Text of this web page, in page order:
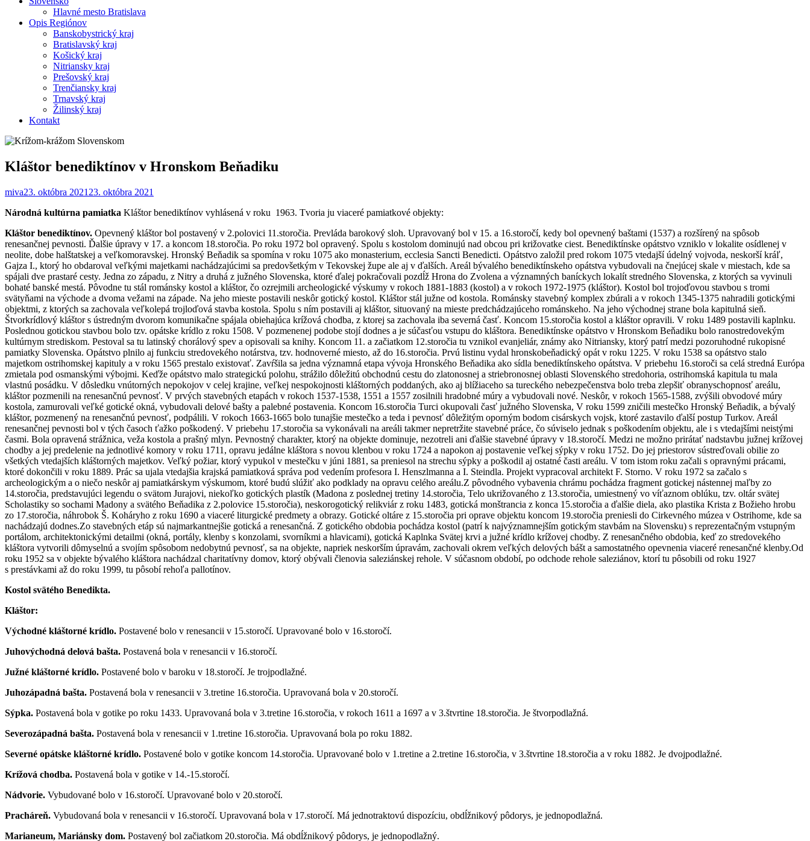
Hlavné mesto Bratislava
Opis Regiónov
Banskobystrický kraj
Bratislavský kraj
Košický kraj
Nitriansky kraj
Prešovský kraj
Trenčiansky kraj
Trnavský kraj
Žilinský kraj
Kontakt
Kláštor benediktínov v Hronskom Beňadiku
miva23. októbra 2021 23. októbra 2021
Národná kultúrna pamiatka Kláštor benediktínov vyhlásená v roku 1963. Tvoria ju viaceré pamiatkové objekty:
Kláštor benediktínov. Opevnený kláštor bol postavený v 2.polovici 11.storočia. Prevláda barokový sloh. Upravovaný bol v 15. a 16.storočí, kedy bol opevnený baštami (1537) a rozšírený na spôsob
renesančnej pevnosti. Ďalšie úpravy v 17. a koncom 18.storočia. Po roku 1972 bol opravený. Spolu s kostolom dominujú nad obcou pri križovatke ciest. Benediktínske opátstvo vzniklo v lokalite osídlenej v
neolite, dobe halštatskej a veľkomoravskej. Hronský Beňadik sa spomína v roku 1075 ako monasterium, ecclesia Sancti Benedicti. Opátstvo založil pred rokom 1075 vtedajší údelný vojvoda, neskorší kráľ,
Gajza I., ktorý ho obdaroval veľkými majetkami nachádzajúcimi sa predovšetkým v Tekovskej župe ale aj v ďalších. Areál bývalého benediktínskeho opátstva vybudovali na čnejúcej skale v miestach, kde sa
spájali dve prastaré cesty. Jedna zo západu, z Nitry a druhá z južného Slovenska, ktoré ďalej pokračovali pozdĺž Hrona do Zvolena a významných baníckych lokalít stredného Slovenska, z ktorých sa vyvinuli
bohaté banské mestá. Pôvodne tu stál románsky kostol a kláštor, čo ozrejmili archeologické výskumy v rokoch 1881-1883 (kostol) a v rokoch 1972-1975 (kláštor). Kostol bol trojoďovou stavbou s tromi
svätyňami na východe a dvoma vežami na západe. Na jeho mieste postavili neskôr gotický kostol. Kláštor stál južne od kostola. Románsky stavebný komplex zbúrali a v rokoch 1345-1375 nahradili gotickými
objektmi, z ktorých sa zachovala veľkolepá trojloďová stavba kostola. Spolu s ním postavili aj kláštor, situovaný na mieste predchádzajúceho románskeho. Na jeho východnej strane bola kapitulná sieň.
Štvorkrídlový kláštor s ústredným dvorom komunikačne spájala obiehajúca krížová chodba, z ktorej sa zachovala iba severná časť. Koncom 15.storočia kostol a kláštor opravili. V roku 1489 postavili kaplnku.
Poslednou gotickou stavbou bolo tzv. opátske krídlo z roku 1508. V pozmenenej podobe stojí dodnes a je súčasťou vstupu do kláštora. Benediktínske opátstvo v Hronskom Beňadiku bolo ranostredovekým
kultúrnym strediskom. Pestoval sa tu latinský chorálový spev a opisovali sa knihy. Koncom 11. a začiatkom 12.storočia tu vznikol evanjeliár, známy ako Nitriansky, ktorý patrí medzi pozoruhodné rukopisné
pamiatky Slovenska. Opátstvo plnilo aj funkciu stredovekého notárstva, tzv. hodnoverné miesto, až do 16.storočia. Prvú listinu vydal hronskobeňadický opát v roku 1225. V roku 1538 sa opátstvo stalo
majetkom ostrihomskej kapituly a v roku 1565 prestalo existovať. Zavŕšila sa jedna významná etapa vývoja Hronského Beňadika ako sídla benediktínskeho opátstva. V priebehu 16.storoči sa celá stredná Európa
zmietala pod osmanskými výbojmi. Keďže opátstvo malo strategickú polohu, strážilo dôležitú obchodnú cestu do zlatonosnej a striebronosnej oblasti Slovenského stredohoria, ostrihomská kapitula tu mala
vlastnú posádku. V dôsledku vnútorných nepokojov v celej krajine, veľkej nespokojnosti kláštorných poddaných, ako aj blížiaceho sa tureckého nebezpečenstva bolo treba zlepšiť obranyschopnosť areálu,
kláštor pozmenili na renesančnú pevnosť. V prvých stavebných etapách v rokoch 1537-1538, 1551 a 1557 zosilnili hradobné múry a vybudovali nové. Neskôr, v rokoch 1565-1588, zvýšili obvodové múry
kostola, zamurovali veľké gotické okná, vybudovali delové bašty a palebné postavenia. Koncom 16.storočia Turci okupovali časť južného Slovenska, V roku 1599 zničili mestečko Hronský Beňadik, a bývalý
kláštor, pozmenený na renesančnú pevnosť, podpálili. V rokoch 1663-1665 bolo tunajšie mestečko a teda i pevnosť dôležitým oporným bodom cisárskych vojsk, ktoré zastavilo ďalší postup Turkov. Areál
renesančnej pevnosti bol v tých časoch ťažko poškodený. V priebehu 17.storočia sa vykonávali na areáli takmer nepretržite stavebné práce, čo súviselo jednak s poškodením objektu, ale i s vtedajšími neistými
časmi. Bola opravená strážnica, veža kostola a prašný mlyn. Pevnostný charakter, ktorý na objekte dominuje, nezotreli ani ďalšie stavebné úpravy v 18.storočí. Medzi ne možno prirátať nadstavbu južnej krížovej
chodby a jej predelenie na jednotlivé komory v roku 1711, opravu jedálne kláštora s novou klenbou v roku 1724 a napokon aj postavenie veľkej sýpky v roku 1752. Do jej priestorov sústreďovali obilie zo
všetkých vtedajších kláštorných majetkov. Veľký požiar, ktorý vypukol v mestečku v júni 1881, sa preniesol na strechu sýpky a poškodil aj ostatné časti areálu. V tom istom roku začali s opravnými prácami,
ktoré dokončili v roku 1889. Prác sa ujala vtedajšia krajská pamiatková správa pod vedením profesora I. Henszlmanna a I. Steindla. Projekt vypracoval architekt F. Storno. V roku 1972 sa začalo s
archeologickým a o niečo neskôr aj pamiatkárskym výskumom, ktoré budú slúžiť ako podklady na opravu celého areálu.Z pôvodného vybavenia chrámu pochádza fragment gotickej nástennej maľby zo
14.storočia, predstavujúci legendu o svätom Jurajovi, niekoľko gotických plastík (Madona z poslednej tretiny 14.storočia, Telo ukrižovaného z 13.storočia, umiestnený vo víťaznom oblúku, tzv. oltár svätej
Scholastiky so sochami Madony a svätého Beňadika z 2.polovice 15.storočia), neskorogotický relikviár z roku 1483, gotická monštrancia z konca 15.storočia a ďalšie diela, ako plastika Krista z Božieho hrobu
zo 17.storočia, náhrobok Š. Koháryho z roku 1690 a viaceré liturgické predmety a obrazy. Gotické oltáre z 15.storočia pri oprave objektu koncom 19.storočia preniesli do Cirkevného múzea v Ostrihome, kde sa
nachádzajú dodnes.Zo stavebných etáp sú najmarkantnejšie gotická a renesančná. Z gotického obdobia pochádza kostol (patrí k najvýznamnejším gotickým stavbám na Slovensku) s reprezentačným vstupným
portálom, architektonickými detailmi (okná, portály, klenby s konzolami, svorníkmi a hlavicami), gotická Kaplnka Svätej krvi a južné krídlo krížovej chodby. Z renesančného obdobia, keď zo stredovekého
kláštora vytvorili dômyselnú a svojím spôsobom nedobytnú pevnosť, sa na objekte, napriek neskorším úpravám, zachovali okrem veľkých delových bášt a samostatného opevnenia viaceré renesančné klenby.Od
roku 1952 sa v objekte bývalého kláštora nachádzal charitatívny domov, ktorý obývali členovia saleziánskej rehole. V súčasnom období, po odchode rehole saleziánov, ktorí tu pôsobili od roku 1927
s prestávkami až do roku 1999, tu pôsobí rehoľa pallotínov.
Kostol svätého Benedikta.
Kláštor:
Východné kláštorné krídlo. Postavené bolo v renesancii v 15.storočí. Upravované bolo v 16.storočí.
Juhovýchodná delová bašta. Postavená bola v renesancii v 16.storočí.
Južné kláštorné krídlo. Postavené bolo v baroku v 18.storočí. Je trojpodlažné.
Juhozápadná bašta. Postavená bola v renesancii v 3.tretine 16.storočia. Upravovaná bola v 20.storočí.
Sýpka. Postavená bola v gotike po roku 1433. Upravovaná bola v 3.tretine 16.storočia, v rokoch 1611 a 1697 a v 3.štvrtine 18.storočia. Je štvorpodlažná.
Severozápadná bašta. Postavená bola v renesancii v 1.tretine 16.storočia. Upravovaná bola po roku 1882.
Severné opátske kláštorné krídlo. Postavené bolo v gotike koncom 14.storočia. Upravované bolo v 1.tretine a 2.tretine 16.storočia, v 3.štvrtine 18.storočia a v roku 1882. Je dvojpodlažné.
Krížová chodba. Postavená bola v gotike v 14.-15.storočí.
Nádvorie. Vybudované bolo v 16.storočí. Upravované bolo v 20.storočí.
Pracháreň. Vybudovaná bola v renesancii v 16.storočí. Upravovaná bola v 17.storočí. Má jednotraktovú dispozíciu, obdĺžnikový pôdorys, je jednopodlažná.
Marianeum, Mariánsky dom. Postavený bol začiatkom 20.storočia. Má obdĺžnikový pôdorys, je jednopodlažný.